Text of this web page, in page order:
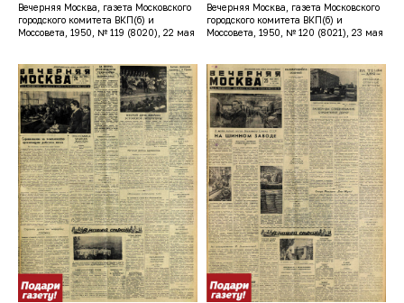
Вечерняя Москва, газета Московского
городского комитета ВКП(б) и
Моссовета, 1950, № 119 (8020), 22 мая
Вечерняя Москва, газета Московского
городского комитета ВКП(б) и
Моссовета, 1950, № 120 (8021), 23 мая